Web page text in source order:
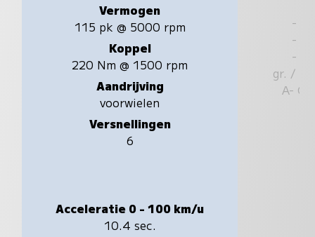
Vermogen
115 pk @ 5000 rpm
Koppel
220 Nm @ 1500 rpm
Aandrijving
voorwielen
Versnellingen
6
Acceleratie 0 - 100 km/u
10.4 sec.
-
-
-
gr. / km
A- G